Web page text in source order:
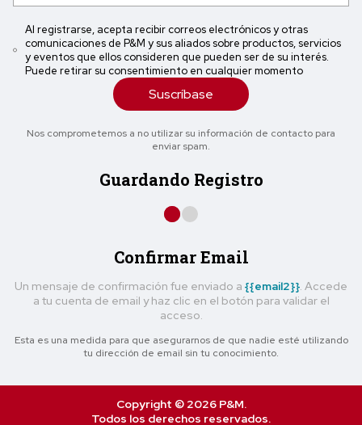
Al registrarse, acepta recibir correos electrónicos y otras
comunicaciones de P&M y sus aliados sobre productos, servicios
y eventos que ellos consideren que pueden ser de su interés.
Puede retirar su consentimiento en cualquier momento
Suscríbase
Nos comprometemos a no utilizar su información de contacto para
enviar spam.
Guardando Registro
Confirmar Email
Un mensaje de confirmación fue enviado a {{email2}} . Accede
a tu cuenta de email y haz clic en el botón para validar el
acceso.
Esta es una medida para que asegurarnos de que nadie esté utilizando
tu dirección de email sin tu conocimiento.
Copyright © 2026 P&M.
Todos los derechos reservados.